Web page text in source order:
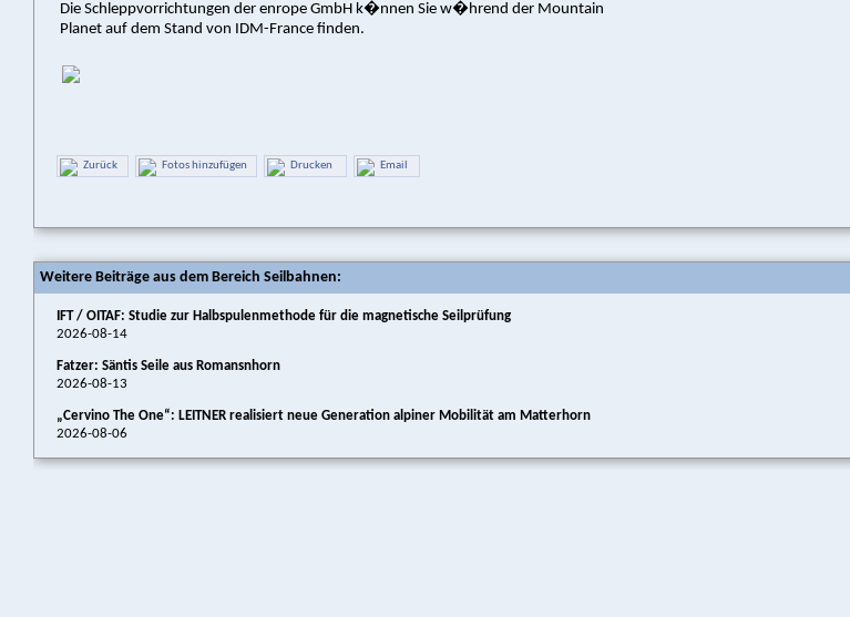
Die Schleppvorrichtungen der enrope GmbH k�nnen Sie w�hrend der Mountain
Planet auf dem Stand von IDM-France finden.
Zurück Fotos hinzufügen Drucken Email
Weitere Beiträge aus dem Bereich Seilbahnen:
IFT / OITAF: Studie zur Halbspulenmethode für die magnetische Seilprüfung
2026-08-14
Fatzer: Säntis Seile aus Romansnhorn
2026-08-13
„Cervino The One“: LEITNER realisiert neue Generation alpiner Mobilität am Matterhorn
2026-08-06